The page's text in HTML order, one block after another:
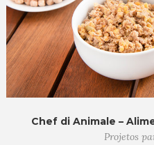
Chef di Animale –
Projetos